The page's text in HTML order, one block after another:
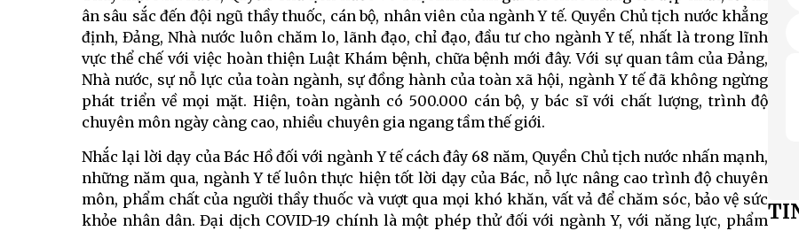
ân sâu sắc đến đội ngũ thầy thuốc, cán bộ, nhân viên của ngành Y tế. Quyền Chủ tịch nước khẳng
định, Đảng, Nhà nước luôn chăm lo, lãnh đạo, chỉ đạo, đầu tư cho ngành Y tế, nhất là trong lĩnh
vực thể chế với việc hoàn thiện Luật Khám bệnh, chữa bệnh mới đây. Với sự quan tâm của Đảng,
Nhà nước, sự nỗ lực của toàn ngành, sự đồng hành của toàn xã hội, ngành Y tế đã không ngừng
phát triển về mọi mặt. Hiện, toàn ngành có 500.000 cán bộ, y bác sĩ với chất lượng, trình độ
chuyên môn ngày càng cao, nhiều chuyên gia ngang tầm thế giới.
Nhắc lại lời dạy của Bác Hồ đối với ngành Y tế cách đây 68 năm, Quyền Chủ tịch nước nhấn mạnh,
những năm qua, ngành Y tế luôn thực hiện tốt lời dạy của Bác, nỗ lực nâng cao trình độ chuyên
môn, phẩm chất của người thầy thuốc và vượt qua mọi khó khăn, vất vả để chăm sóc, bảo vệ sức
khỏe nhân dân. Đại dịch COVID-19 chính là một phép thử đối với ngành Y, với năng lực, phẩm